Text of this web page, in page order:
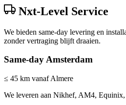
Nxt-Level Service
We bieden same-day levering en
zonder vertraging blijft draaien.
Same-day Amsterdam
≤ 45 km vanaf Almere
We leveren aan Nikhef, AM4, Equinix,